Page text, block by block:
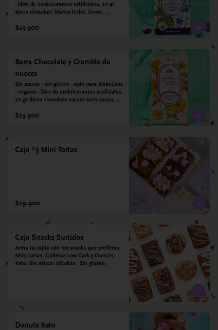
- libre de endulcorantes artificiales. 70 gr
Barra chocolate blanco leche, limon,
con alulosa.
$23.900
Barra Chocolate y Crumble de
nueces
Sin azucar - sin gluten - apto para diabeticos
- vegano - libre de endulcorantes artificiales.
70 gr Barra chocolate oscuro 60% cacao,
sal marina. Endulzada con alulosa.
$23.900
Caja *3 Mini Tortas
$29.900
Caja Snacks Surtidos
Arma tu cajita con los snacks que prefieras:
Mini tortas, Galletas Low Carb y Donuts
Keto. Sin azucar añadida - Sin gluten.
Donuts Keto